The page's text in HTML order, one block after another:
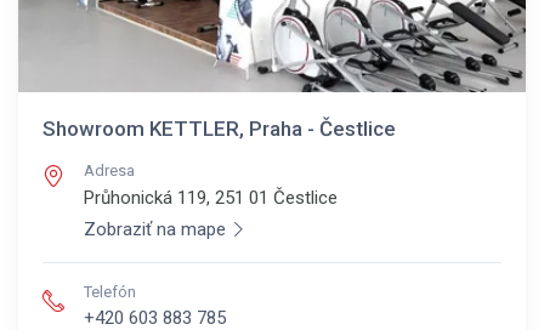
Showroom KETTLER, Praha - Čestlice
Adresa
Průhonická 119, 251 01 Čestlice
Zobraziť na mape
Telefón
+420 603 883 785